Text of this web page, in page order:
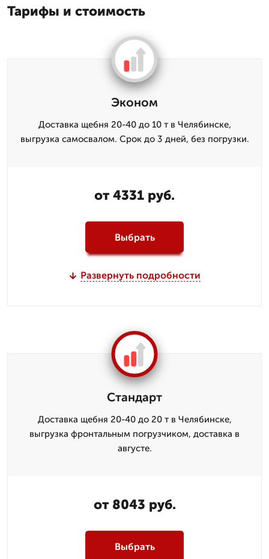
Тарифы и стоимость
Эконом
Доставка щебня 20-40 до 10 т в Челябинске,
выгрузка самосвалом. Срок до 3 дней, без погрузки.
от 4331 руб.
Выбрать
Развернуть подробности
Стандарт
Доставка щебня 20-40 до 20 т в Челябинске,
выгрузка фронтальным погрузчиком, доставка в
августе.
от 8043 руб.
Выбрать